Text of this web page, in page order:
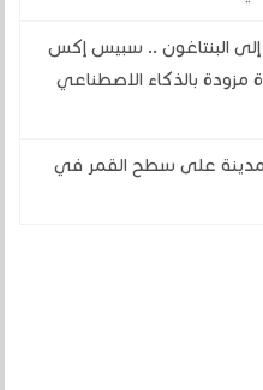
البنتاغون .. سبيس إكس
مزودة بالذكاء الاصطناعي
على سطح القمر في